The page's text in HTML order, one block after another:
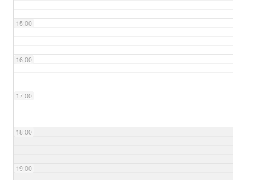
15:00
16:00
17:00
18:00
19:00